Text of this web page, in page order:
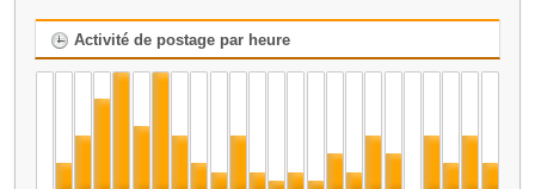
Activité de postage par heure